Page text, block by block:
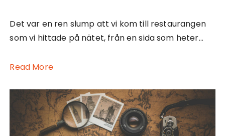
Det var en ren slump att vi kom till restaurangen
som vi hittade på nätet, från en sida som heter…
Read More